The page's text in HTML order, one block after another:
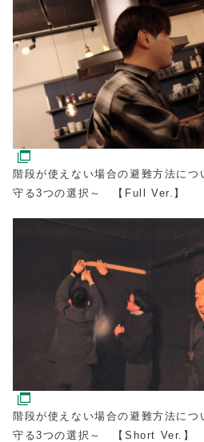
階段が使えない場合の避難方法につ
守る3つの選択～ 【Full Ver.】
階段が使えない場合の避難方法につ
守る3つの選択～ 【Short Ver.】